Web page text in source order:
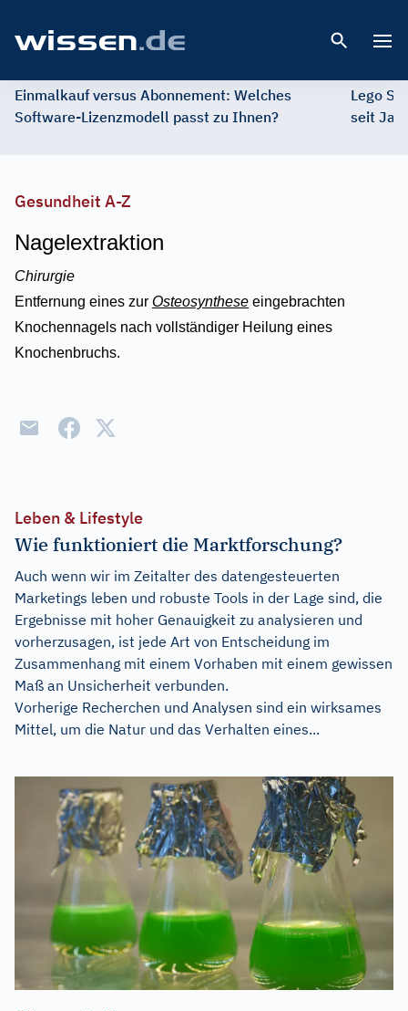
Einmalkauf versus Abonnement: Welches
Software-Lizenzmodell passt zu Ihnen?
Lego
seit
Gesundheit A-Z
Nagelextraktion
Chirurgie
Entfernung eines zur Osteosynthese eingebrachten
Knochennagels nach vollständiger Heilung eines
Knochenbruchs.
Leben & Lifestyle
Wie funktioniert die Marktforschung?
Auch wenn wir im Zeitalter des datengesteuerten
Marketings leben und robuste Tools in der Lage sind, die
Ergebnisse mit hoher Genauigkeit zu analysieren und
vorherzusagen, ist jede Art von Entscheidung im
Zusammenhang mit einem Vorhaben mit einem gewissen
Maß an Unsicherheit verbunden.
Vorherige Recherchen und Analysen sind ein wirksames
Mittel, um die Natur und das Verhalten eines...